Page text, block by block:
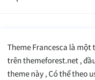
Theme Francesca là
trên themeforest.net ,
theme này , Có thể theo